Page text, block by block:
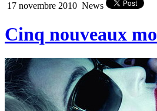
17 novembre 2010 News
Cinq nouveaux